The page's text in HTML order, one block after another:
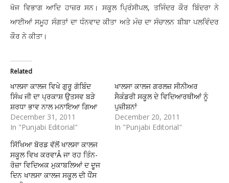
ਖੋਜ ਵਿਭਾਗ ਆਦਿ ਹਾਜ਼ਰ ਸਨ। ਸਕੂਲ ਪ੍ਰਿੰਸੀਪਲ, ਤਜਿੰਦਰ ਕੌਰ ਬਿੰਦਰਾ ਨੇ
ਆਈਆਂ ਸਮੂਹ ਸੰਗਤਾਂ ਦਾ ਧੰਨਵਾਦ ਕੀਤਾ ਅਤੇ ਮੰਚ ਦਾ ਸੰਚਾਲਨ ਬੀਬਾ ਪਲਵਿੰਦਰ
ਕੌਰ ਨੇ ਕੀਤਾ।
Related
ਖਾਲਸਾ ਕਾਲਜ ਵਿਖੇ ਗੁਰੂ ਗੋਬਿੰਦ
ਸਿੰਘ ਜੀ ਦਾ ਪ੍ਰਕਾਸ਼ ਉਤਸਵ ਬੜੇ
ਸ਼ਰਧਾ ਭਾਵ ਨਾਲ ਮਨਾਇਆ ਗਿਆ
December 31, 2011
In "Punjabi Editorial"
ਖਾਲਸਾ ਕਾਲਜ ਗਰਲਜ਼ ਸੀਨੀਅਰ
ਸੈਕੰਡਰੀ ਸਕੂਲ ਦੇ ਵਿਦਿਆਰਥੀਆਂ ਨੂੰ
ਪੁਜ਼ੀਸ਼ਨਾਂ
December 20, 2011
In "Punjabi Editorial"
ਸਿੱਖਿਆ ਬੋਰਡ ਵੱਲੋਂ ਖਾਲਸਾ ਕਾਲਜ
ਸਕੂਲ ਵਿਖ ਕਰਵਾÂ ਜਾ ਰਹ ਤਿੰਨ-
ਰੋਜ਼ਾ ਵਿਦਿਅਕ ਮੁਕਾਬਲਿਆਂ ਦ ਦੂਜ
ਦਿਨ ਖਾਲਸਾ ਕਾਲਜ ਸਕੂਲ ਦੀ ਧੌਂਸ